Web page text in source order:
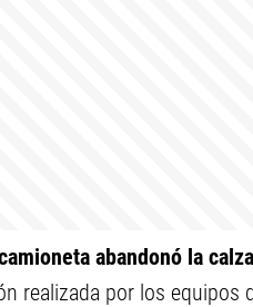
abandonó la
realizada por los equipos